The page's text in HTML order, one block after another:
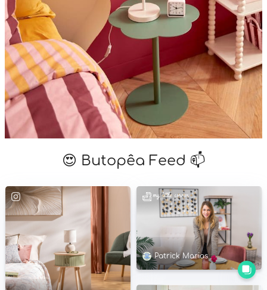
😍 Butopêa Feed 📫
Patrick Marias